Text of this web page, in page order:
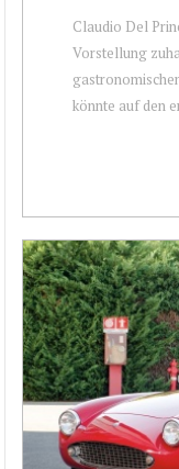
Claudio Del
Vorstellung
könnte auf den